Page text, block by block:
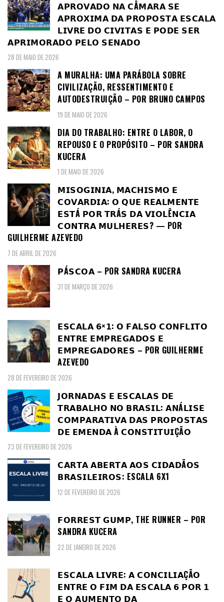
𝗔𝗣𝗥𝗢𝗩𝗔𝗗𝗢 𝗡𝗔 𝗖Â𝗠𝗔𝗥𝗔 𝗦𝗘
𝗔𝗣𝗥𝗢𝗫𝗜𝗠𝗔 𝗗𝗔 𝗣𝗥𝗢𝗣𝗢𝗦𝗧𝗔 𝗘𝗦𝗖𝗔𝗟𝗔
𝗟𝗜𝗩𝗥𝗘 𝗗𝗢 𝗖𝗜𝗩𝗜𝗧𝗔𝗦 𝗘 𝗣𝗢𝗗𝗘 𝗦𝗘𝗥
𝗔𝗣𝗥𝗜𝗠𝗢𝗥𝗔𝗗𝗢 𝗣𝗘𝗟𝗢 𝗦𝗘𝗡𝗔𝗗𝗢
28 DE MAIO DE 2026
A MURALHA: UMA PARÁBOLA SOBRE
CIVILIZAÇÃO, RESSENTIMENTO E
AUTODESTRUIÇÃO – POR BRUNO CAMPOS
19 DE MAIO DE 2026
DIA DO TRABALHO: ENTRE O LABOR, O
REPOUSO E O PROPÓSITO – POR SANDRA
KUCERA
1 DE MAIO DE 2026
𝗠𝗜𝗦𝗢𝗚𝗜𝗡𝗜𝗔, 𝗠𝗔𝗖𝗛𝗜𝗦𝗠𝗢 𝗘
𝗖𝗢𝗩𝗔𝗥𝗗𝗜𝗔: 𝗢 𝗤𝗨𝗘 𝗥𝗘𝗔𝗟𝗠𝗘𝗡𝗧𝗘
𝗘𝗦𝗧Á 𝗣𝗢𝗥 𝗧𝗥Á𝗦 𝗗𝗔 𝗩𝗜𝗢𝗟Ê𝗡𝗖𝗜𝗔
𝗖𝗢𝗡𝗧𝗥𝗔 𝗠𝗨𝗟𝗛𝗘𝗥𝗘𝗦? — POR
GUILHERME AZEVEDO
7 DE ABRIL DE 2026
𝗣Á𝗦𝗖𝗢𝗔 – POR SANDRA KUCERA
31 DE MARÇO DE 2026
𝗘𝗦𝗖𝗔𝗟𝗔 𝟲×𝟭: 𝗢 𝗙𝗔𝗟𝗦𝗢 𝗖𝗢𝗡𝗙𝗟𝗜𝗧𝗢
𝗘𝗡𝗧𝗥𝗘 𝗘𝗠𝗣𝗥𝗘𝗚𝗔𝗗𝗢𝗦 𝗘
𝗘𝗠𝗣𝗥𝗘𝗚𝗔𝗗𝗢𝗥𝗘𝗦 – POR GUILHERME
AZEVEDO
28 DE FEVEREIRO DE 2026
𝗝𝗢𝗥𝗡𝗔𝗗𝗔𝗦 𝗘 𝗘𝗦𝗖𝗔𝗟𝗔𝗦 𝗗𝗘
𝗧𝗥𝗔𝗕𝗔𝗟𝗛𝗢 𝗡𝗢 𝗕𝗥𝗔𝗦𝗜𝗟: 𝗔𝗡Á𝗟𝗜𝗦𝗘
𝗖𝗢𝗠𝗣𝗔𝗥𝗔𝗧𝗜𝗩𝗔 𝗗𝗔𝗦 𝗣𝗥𝗢𝗣𝗢𝗦𝗧𝗔𝗦
𝗗𝗘 𝗘𝗠𝗘𝗡𝗗𝗔 À 𝗖𝗢𝗡𝗦𝗧𝗜𝗧𝗨𝗜ÇÃ𝗢
23 DE FEVEREIRO DE 2026
𝗖𝗔𝗥𝗧𝗔 𝗔𝗕𝗘𝗥𝗧𝗔 𝗔𝗢𝗦 𝗖𝗜𝗗𝗔𝗗Ã𝗢𝗦
𝗕𝗥𝗔𝗦𝗜𝗟𝗘𝗜𝗥𝗢𝗦: ESCALA 6X1
12 DE FEVEREIRO DE 2026
𝗙𝗢𝗥𝗥𝗘𝗦𝗧 𝗚𝗨𝗠𝗣, THE RUNNER – POR
SANDRA KUCERA
22 DE JANEIRO DE 2026
𝗘𝗦𝗖𝗔𝗟𝗔 𝗟𝗜𝗩𝗥𝗘: 𝗔 𝗖𝗢𝗡𝗖𝗜𝗟𝗜𝗔ÇÃ𝗢
𝗘𝗡𝗧𝗥𝗘 𝗢 𝗙𝗜𝗠 𝗗𝗔 𝗘𝗦𝗖𝗔𝗟𝗔 𝟲 𝗣𝗢𝗥 𝟭
𝗘 𝗢 𝗔𝗨𝗠𝗘𝗡𝗧𝗢 𝗗𝗔